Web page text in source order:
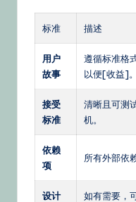
标准 描述
用户
故事
遵循标准格
以便[收益]。
接受
标准
清晰且可测
机。
依赖
项
所有外部依
设计
如有需要，